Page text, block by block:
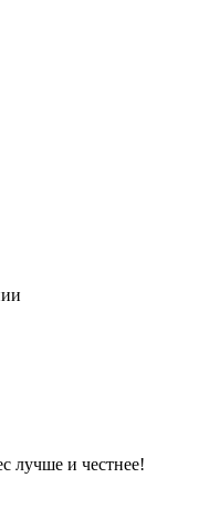
лучше и честнее!